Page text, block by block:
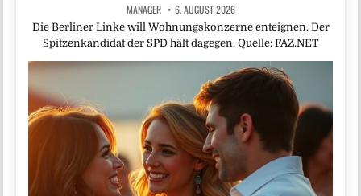
MANAGER 6. AUGUST 2026
Die Berliner Linke will Wohnungskonzerne enteignen. Der
Spitzenkandidat der SPD hält dagegen. Quelle: FAZ.NET